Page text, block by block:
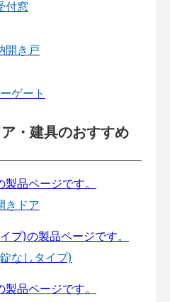
付窓
開き戸
ゲート
・建具のおすすめ
きドア
なしタイプ)